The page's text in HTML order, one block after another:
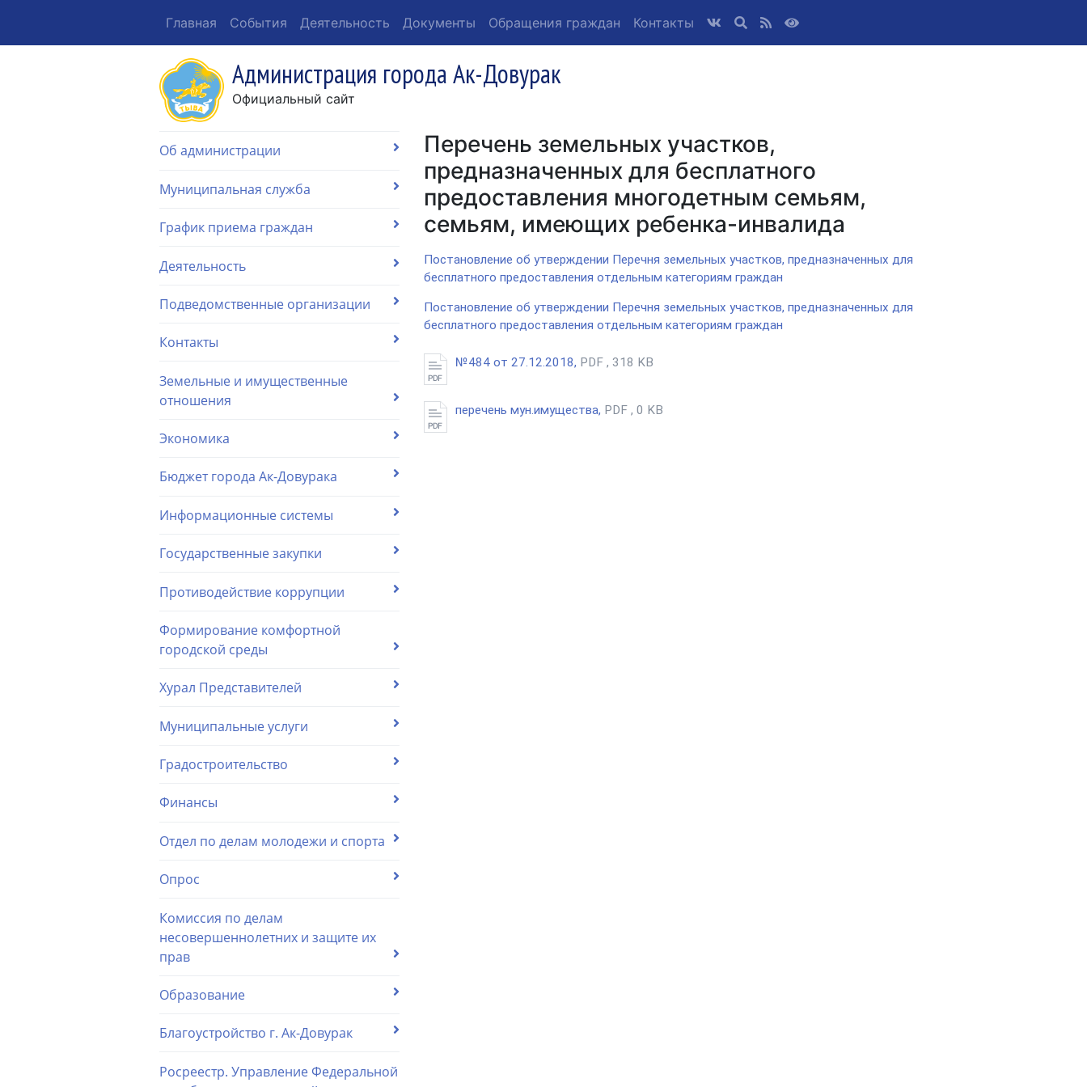
Главная События Деятельность Документы Обращения граждан Контакты
Администрация города Ак-Довурак
Официальный сайт
Об администрации
Муниципальная служба
График приема граждан
Деятельность
Подведомственные организации
Контакты
Земельные и имущественные
отношения
Экономика
Бюджет города Ак-Довурака
Информационные системы
Государственные закупки
Противодействие коррупции
Формирование комфортной
городской среды
Хурал Представителей
Муниципальные услуги
Градостроительство
Финансы
Отдел по делам молодежи и спорта
Опрос
Комиссия по делам
несовершеннолетних и защите их
прав
Образование
Благоустройство г. Ак-Довурак
Росреестр. Управление Федеральной
Перечень земельных участков,
предназначенных для бесплатного
предоставления многодетным семьям,
семьям, имеющих ребенка-инвалида
Постановление об утверждении Перечня земельных участков, предназначенных для
бесплатного предоставления отдельным категориям граждан
Постановление об утверждении Перечня земельных участков, предназначенных для
бесплатного предоставления отдельным категориям граждан
№484 от 27.12.2018, PDF , 318 KB
перечень мун.имущества, PDF , 0 KB